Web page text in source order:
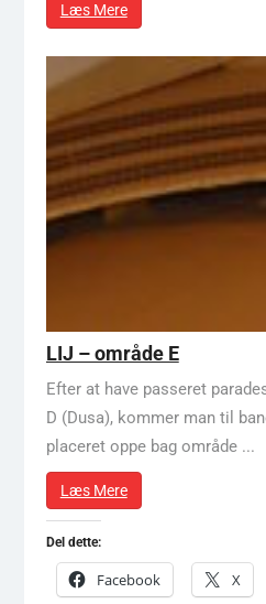
Læs Mere
LIJ – område E
Efter at have passeret
D (Dusa), kommer man til
placeret oppe bag område ...
Læs Mere
Del dette:
Facebook X